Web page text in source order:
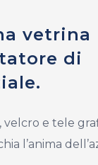
vetrina
di
velcro e tele
l’anima